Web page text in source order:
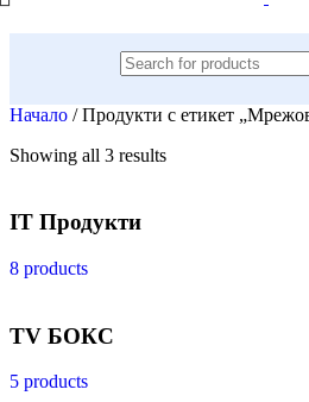
Начало / Продукти с етикет
Showing all 3 results
IT Продукти
8 products
TV БОКС
5 products